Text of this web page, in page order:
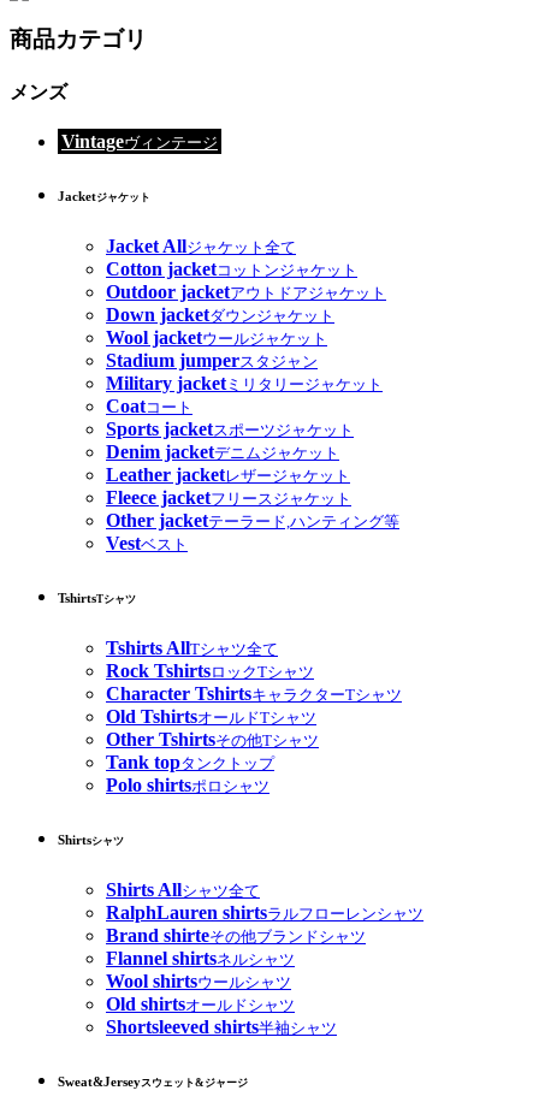
商品カテゴリ
メンズ
Vintageヴィンテージ
Jacketジャケット
Jacket Allジャケット全て
Cotton jacketコットンジャケット
Outdoor jacketアウトドアジャケット
Down jacketダウンジャケット
Wool jacketウールジャケット
Stadium jumperスタジャン
Military jacketミリタリージャケット
Coatコート
Sports jacketスポーツジャケット
Denim jacketデニムジャケット
Leather jacketレザージャケット
Fleece jacketフリースジャケット
Other jacketテーラード,ハンティング等
Vestベスト
TshirtsTシャツ
Tshirts AllTシャツ全て
Rock TshirtsロックTシャツ
Character TshirtsキャラクターTシャツ
Old TshirtsオールドTシャツ
Other Tshirtsその他Tシャツ
Tank topタンクトップ
Polo shirtsポロシャツ
Shirtsシャツ
Shirts Allシャツ全て
RalphLauren shirtsラルフローレンシャツ
Brand shirteその他ブランドシャツ
Flannel shirtsネルシャツ
Wool shirtsウールシャツ
Old shirtsオールドシャツ
Shortsleeved shirts半袖シャツ
Sweat&Jerseyスウェット&ジャージ